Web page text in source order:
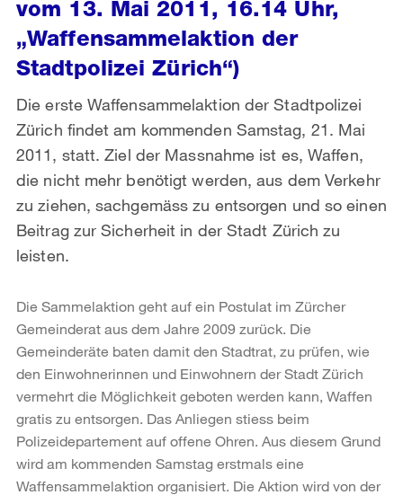
vom 13. Mai 2011, 16.14 Uhr,
„Waffensammelaktion der
Stadtpolizei Zürich“)
Die erste Waffensammelaktion der Stadtpolizei
Zürich findet am kommenden Samstag, 21. Mai
2011, statt. Ziel der Massnahme ist es, Waffen,
die nicht mehr benötigt werden, aus dem Verkehr
zu ziehen, sachgemäss zu entsorgen und so einen
Beitrag zur Sicherheit in der Stadt Zürich zu
leisten.
Die Sammelaktion geht auf ein Postulat im Zürcher
Gemeinderat aus dem Jahre 2009 zurück. Die
Gemeinderäte baten damit den Stadtrat, zu prüfen, wie
den Einwohnerinnen und Einwohnern der Stadt Zürich
vermehrt die Möglichkeit geboten werden kann, Waffen
gratis zu entsorgen. Das Anliegen stiess beim
Polizeidepartement auf offene Ohren. Aus diesem Grund
wird am kommenden Samstag erstmals eine
Waffensammelaktion organisiert. Die Aktion wird von der